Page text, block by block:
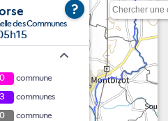
des Communes
?
0
commune
3
communes
0
commune